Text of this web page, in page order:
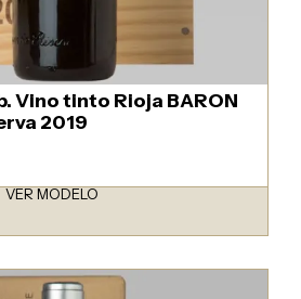
Vino tinto Rioja BARON
2019
VER MODELO